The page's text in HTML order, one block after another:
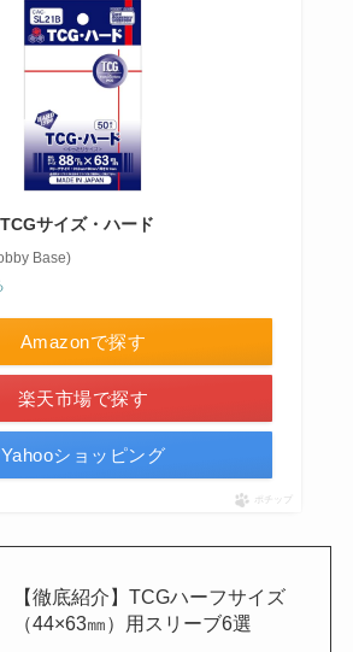
サイズ・ハード
Base)
Amazonで探す
楽天市場で探す
Yahooショッピング
ポチップ
【徹底紹介】TCGハーフサイズ
（44×63㎜）用スリーブ6選